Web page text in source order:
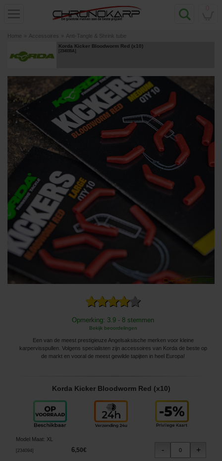
Home » Accessoires » Anti-Tangle & Shrink tube
Korda Kicker Bloodworm Red (x10)
[234035A]
Opmerking: 3.9 - 8 stemmen
Bekijk beoordelingen
Een van de meest prestigieuze Angelsaksische merken voor kleine
karpervisspullen. Volgens specialisten zijn accessoires van Korda de beste op
de markt en vooral de meest gewilde tapijten in heel Europa!
Korda Kicker Bloodworm Red (x10)
Model Maat: XL
234094] 6,50€